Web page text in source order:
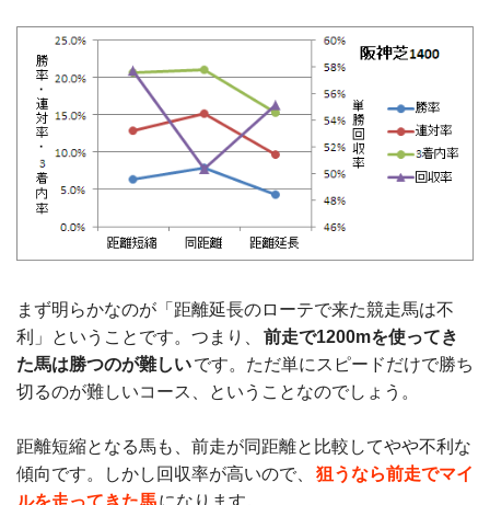
まず明らかなのが「距離延長のローテで来た競走馬は不
利」ということです。つまり、
前走で1200mを使ってき
た馬は勝つのが難しいです。ただ単にスピードだけで勝ち
切るのが難しいコース、ということなのでしょう。
距離短縮となる馬も、前走が同距離と比較してやや不利な
傾向です。しかし回収率が高いので、
狙うなら前走でマイ
ルを走ってきた馬になります。